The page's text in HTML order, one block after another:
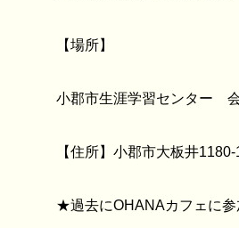
【場所】
小郡市生涯学習センター 会
【住所】小郡市大板井1180-
★過去にOHANAカフェに参